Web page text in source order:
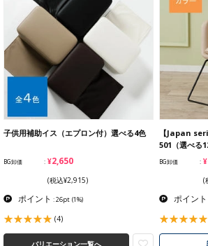
子供用補助イス（エプロン付）選べる4色
BG卸価 ¥2,650
(税込¥2,915)
ポイント : 26pt (1%)
(4)
バリエーション一覧へ
【Japan
501（選べる
BG卸価
(
ポイント